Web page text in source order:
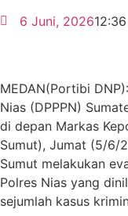
6 Juni, 2026
MEDAN(Portibi
Nias (DPPPN)
di depan Markas
Sumut), Jumat (5/6/
Sumut melakukan
Polres Nias yang
sejumlah kasus